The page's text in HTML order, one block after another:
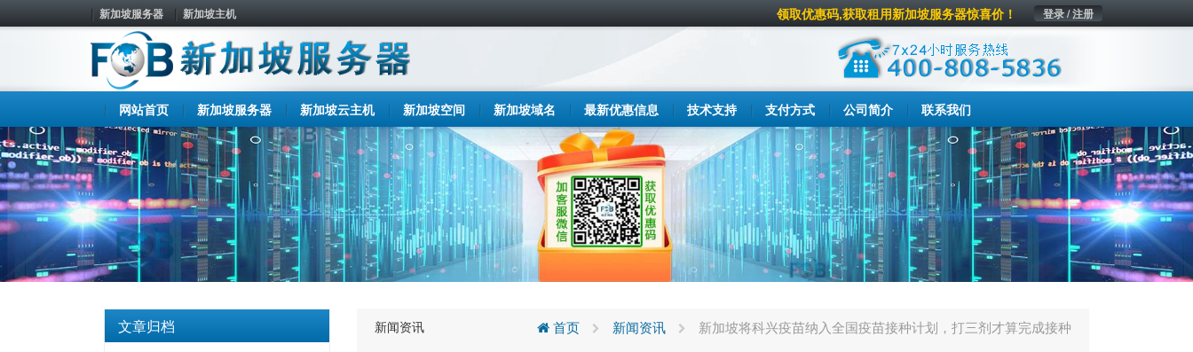
新加坡服务器 新加坡主机 登录 / 注册
领取优惠码,获取租用新加坡服务器惊喜价！
网站首页 新加坡服务器 新加坡云主机 新加坡空间 新加坡域名 最新优惠信息 技术支持 支付方式 公司简介 联系我们
文章归档
新闻资讯
首页 新闻资讯 新加坡将科兴疫苗纳入全国疫苗接种计划，打三剂才算完成接种